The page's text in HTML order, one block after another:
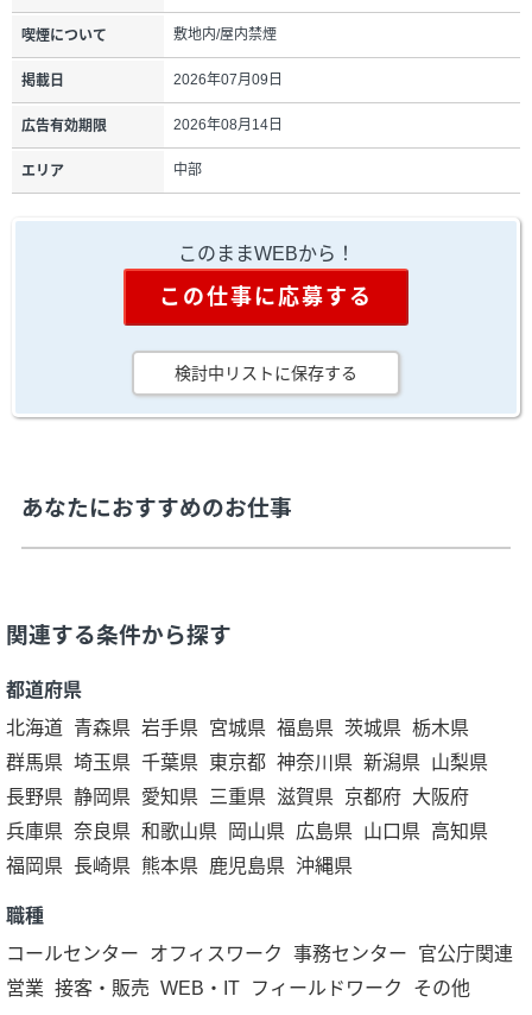
喫煙について 敷地内/屋内禁煙
掲載日 2026年07月09日
広告有効期限 2026年08月14日
エリア 中部
このままWEBから！
この仕事に応募する
検討中リストに保存する
あなたにおすすめのお仕事
関連する条件から探す
都道府県
北海道 青森県 岩手県 宮城県 福島県 茨城県 栃木県
群馬県 埼玉県 千葉県 東京都 神奈川県 新潟県 山梨県
長野県 静岡県 愛知県 三重県 滋賀県 京都府 大阪府
兵庫県 奈良県 和歌山県 岡山県 広島県 山口県 高知県
福岡県 長崎県 熊本県 鹿児島県 沖縄県
職種
コールセンター
オフィスワーク 事務センター
官公庁関連
営業 接客・販売 WEB・IT フィールドワーク その他